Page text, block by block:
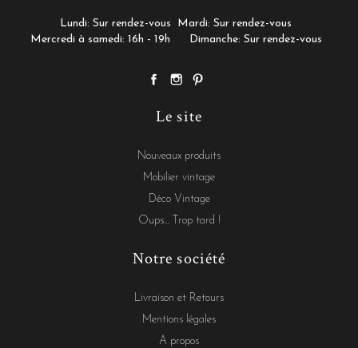
Lundi: Sur rendez-vous
Mardi: Sur rendez-vous
Mercredi à samedi: 16h - 19h
Dimanche: Sur rendez-vous
Le site
Nouveaux produits
Mobilier vintage
Déco Vintage
Oups... Trop tard !
Notre société
Livraison et Retours
Mentions légales
A propos